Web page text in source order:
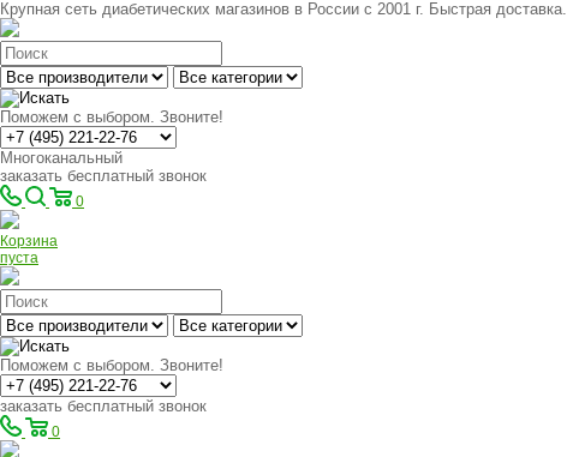
Крупная сеть диабетических магазинов в России с 2001 г. Быстрая доставка.
Поможем с выбором. Звоните!
Многоканальный
заказать бесплатный звонок
0
Корзина
пуста
Поможем с выбором. Звоните!
заказать бесплатный звонок
0